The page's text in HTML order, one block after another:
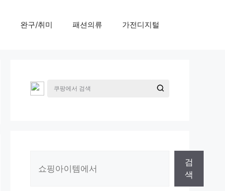
완구/취미 패션의류 가전디지털
검
색